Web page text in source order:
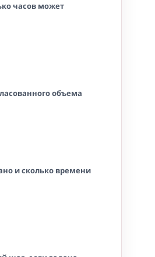
часов может
объема
и сколько времени